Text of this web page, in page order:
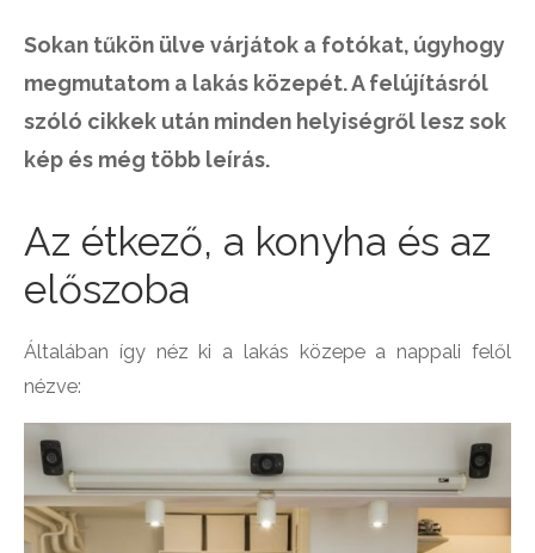
Sokan tűkön ülve várjátok a fotókat, úgyhogy
megmutatom a lakás közepét. A felújításról
szóló cikkek után minden helyiségről lesz sok
kép és még több leírás.
Az étkező, a konyha és az
előszoba
Általában így néz ki a lakás közepe a nappali felől
nézve: